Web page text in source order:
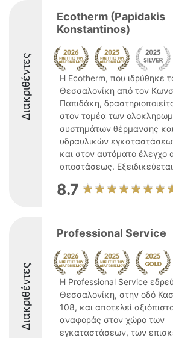
Διακριθέντες
Ecotherm (Papidakis
Konstantinos)
Η Ecotherm, που ιδρύθηκε
Θεσσαλονίκη από τον
Παπιδάκη,
στον τομέα των
συστημάτων θέρμανσης και
υδραυλικών
και στον αυτόματο έλεγχο
αποστάσεως.
8.7
Διακριθέντες
Professional Service
Η Professional Service
Θεσσαλονίκη, στην οδό
108, και αποτελεί
αναφοράς στον χώρο των
εγκαταστάσεων, των